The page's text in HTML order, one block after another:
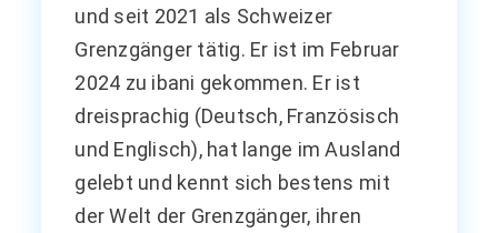
und seit 2021 als Schweizer
Grenzgänger tätig. Er ist im Februar
2024 zu ibani gekommen. Er ist
dreisprachig (Deutsch, Französisch
und Englisch), hat lange im Ausland
gelebt und kennt sich bestens mit
der Welt der Grenzgänger, ihren